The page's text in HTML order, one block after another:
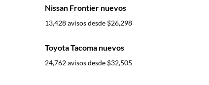
Nissan Frontier nuevos
13,428 avisos desde $26,298
Toyota Tacoma nuevos
24,762 avisos desde $32,505